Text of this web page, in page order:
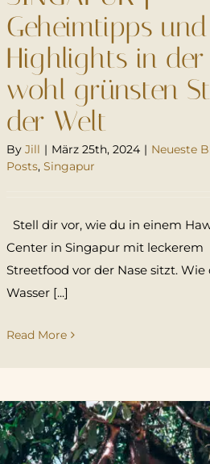
Geheimtipps und
Highlights in der
wohl grünsten
der Welt
By Jill | März 25th, 2024 | Neueste
Posts, Singapur
Stell dir vor, wie du in einem
Center in Singapur mit leckerem
Streetfood vor der Nase sitzt. Wie
Wasser [...]
Read More